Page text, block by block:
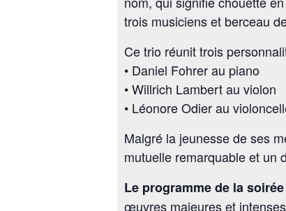
trois musiciens et berceau
Ce trio réunit trois
• Daniel Fohrer au piano
• Willrich Lambert au violon
• Léonore Odier au
Malgré la jeunesse de ses
mutuelle remarquable et un
Le programme de la soirée
œuvres majeures et